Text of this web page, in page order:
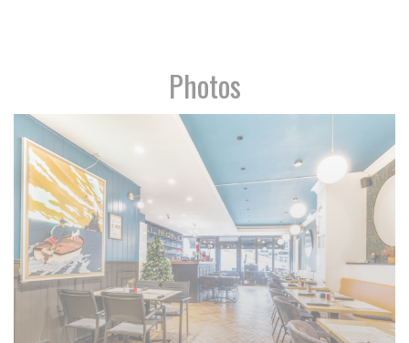
Photos